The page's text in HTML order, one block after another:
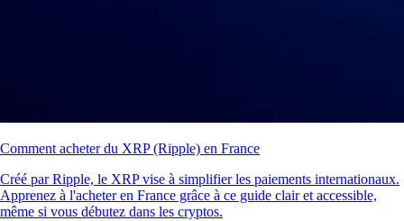
Comment acheter du XRP (Ripple) en France
Créé par Ripple, le XRP vise à simplifier les paiements internationaux.
Apprenez à l'acheter en France grâce à ce guide clair et accessible,
même si vous débutez dans les cryptos.